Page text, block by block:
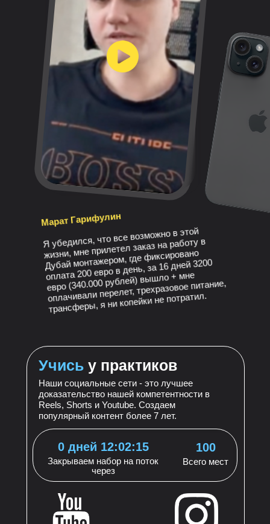
Марат Гарифулин
Я убедился, что все возможно в этой
жизни, мне прилетел заказ на работу в
Дубай монтажером, где фиксировано
оплата 200 евро в день, за 16 дней 3200
евро (340.000 рублей) вышло + мне
оплачивали перелет, трехразовое питание,
трансферы, я ни копейки не потратил.
Закрываем набор на поток
через
0 дней 12:02:13
Наши социальные сети - это лучшее
доказательство нашей компетентности в
Reels, Shorts и Youtube. Создаем
популярный контент более 7 лет.
Учись у практиков
Всего мест
100